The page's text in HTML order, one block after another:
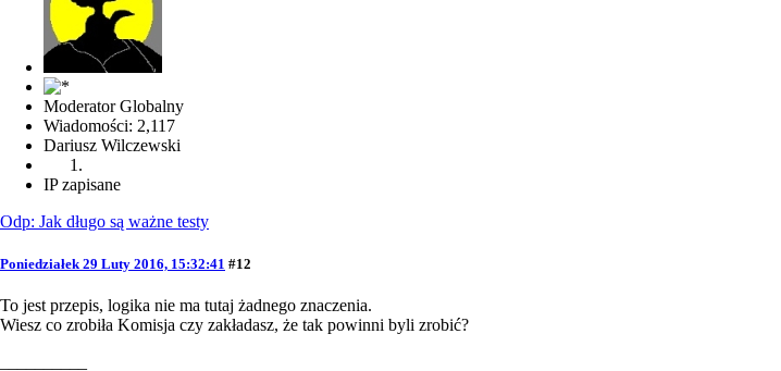
Moderator Globalny
Wiadomości: 2,117
Dariusz Wilczewski
IP zapisane
Odp: Jak długo są ważne testy
Poniedziałek 29 Luty 2016, 15:32:41 #12
To jest przepis, logika nie ma tutaj żadnego znaczenia.
Wiesz co zrobiła Komisja czy zakładasz, że tak powinni byli zrobić?